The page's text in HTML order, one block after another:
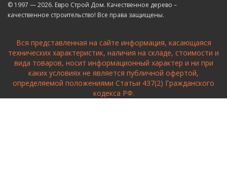
© 1997 — 2026. Евро Строй Дом. Качественное дерево –
качественное строительство! Все права защищены.
Вся представленная на сайте информация, касающаяся
технических характеристик, наличия на складе, стоимости и
вида товаров, носит информационный характер и ни при
каких условиях не является публичной офертой,
определяемой положениями Статьи 437(2) Гражданского
кодекса РФ.